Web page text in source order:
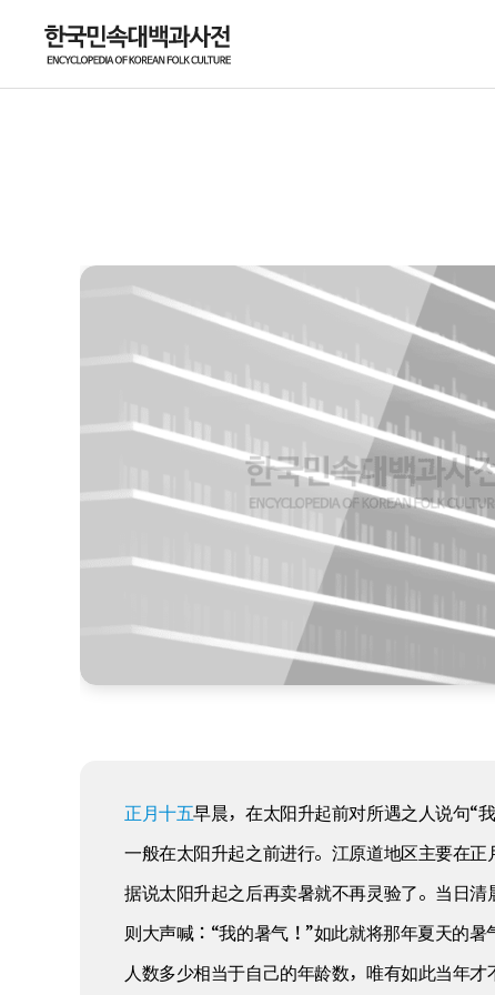
正月十五早晨，在太阳升起前对所遇之人说句“
一般在太阳升起之前进行。江原道地区主要在
据说太阳升起之后再卖暑就不再灵验了。当日
则大声喊：“我的暑气！”如此就将那年夏天的
人数多少相当于自己的年龄数，唯有如此当年才